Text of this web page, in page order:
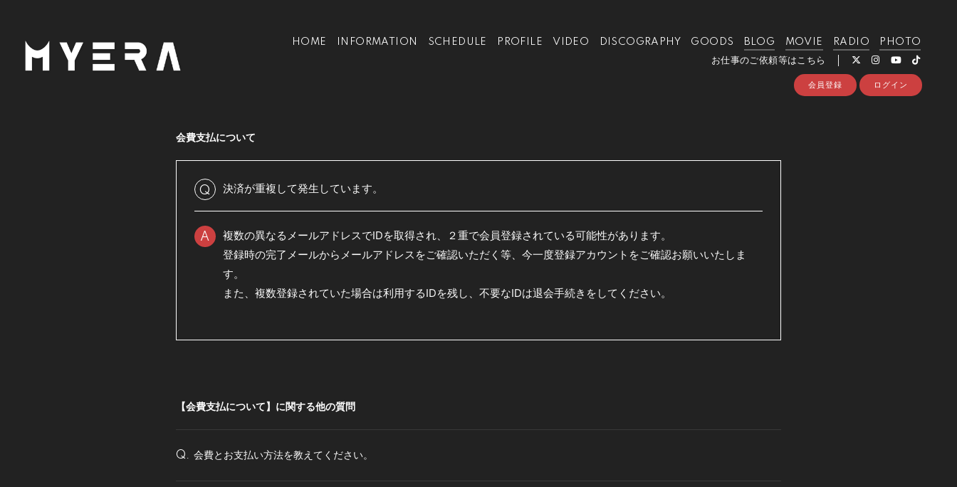
HOME INFORMATION SCHEDULE PROFILE VIDEO DISCOGRAPHY GOODS BLOG MOVIE RADIO
PHOTO
お仕事のご依頼等はこちら
会員登録 ログイン
会費支払について
Q 決済が重複して発生しています。
A
複数の異なるメールアドレスでIDを取得され、２重で会員登録されている可能性があります。
登録時の完了メールからメールアドレスをご確認いただく等、今一度登録アカウントをご確認お願いいたしま
す。
また、複数登録されていた場合は利用するIDを残し、不要なIDは退会手続きをしてください。
【会費支払について】に関する他の質問
Q. 会費とお支払い方法を教えてください。